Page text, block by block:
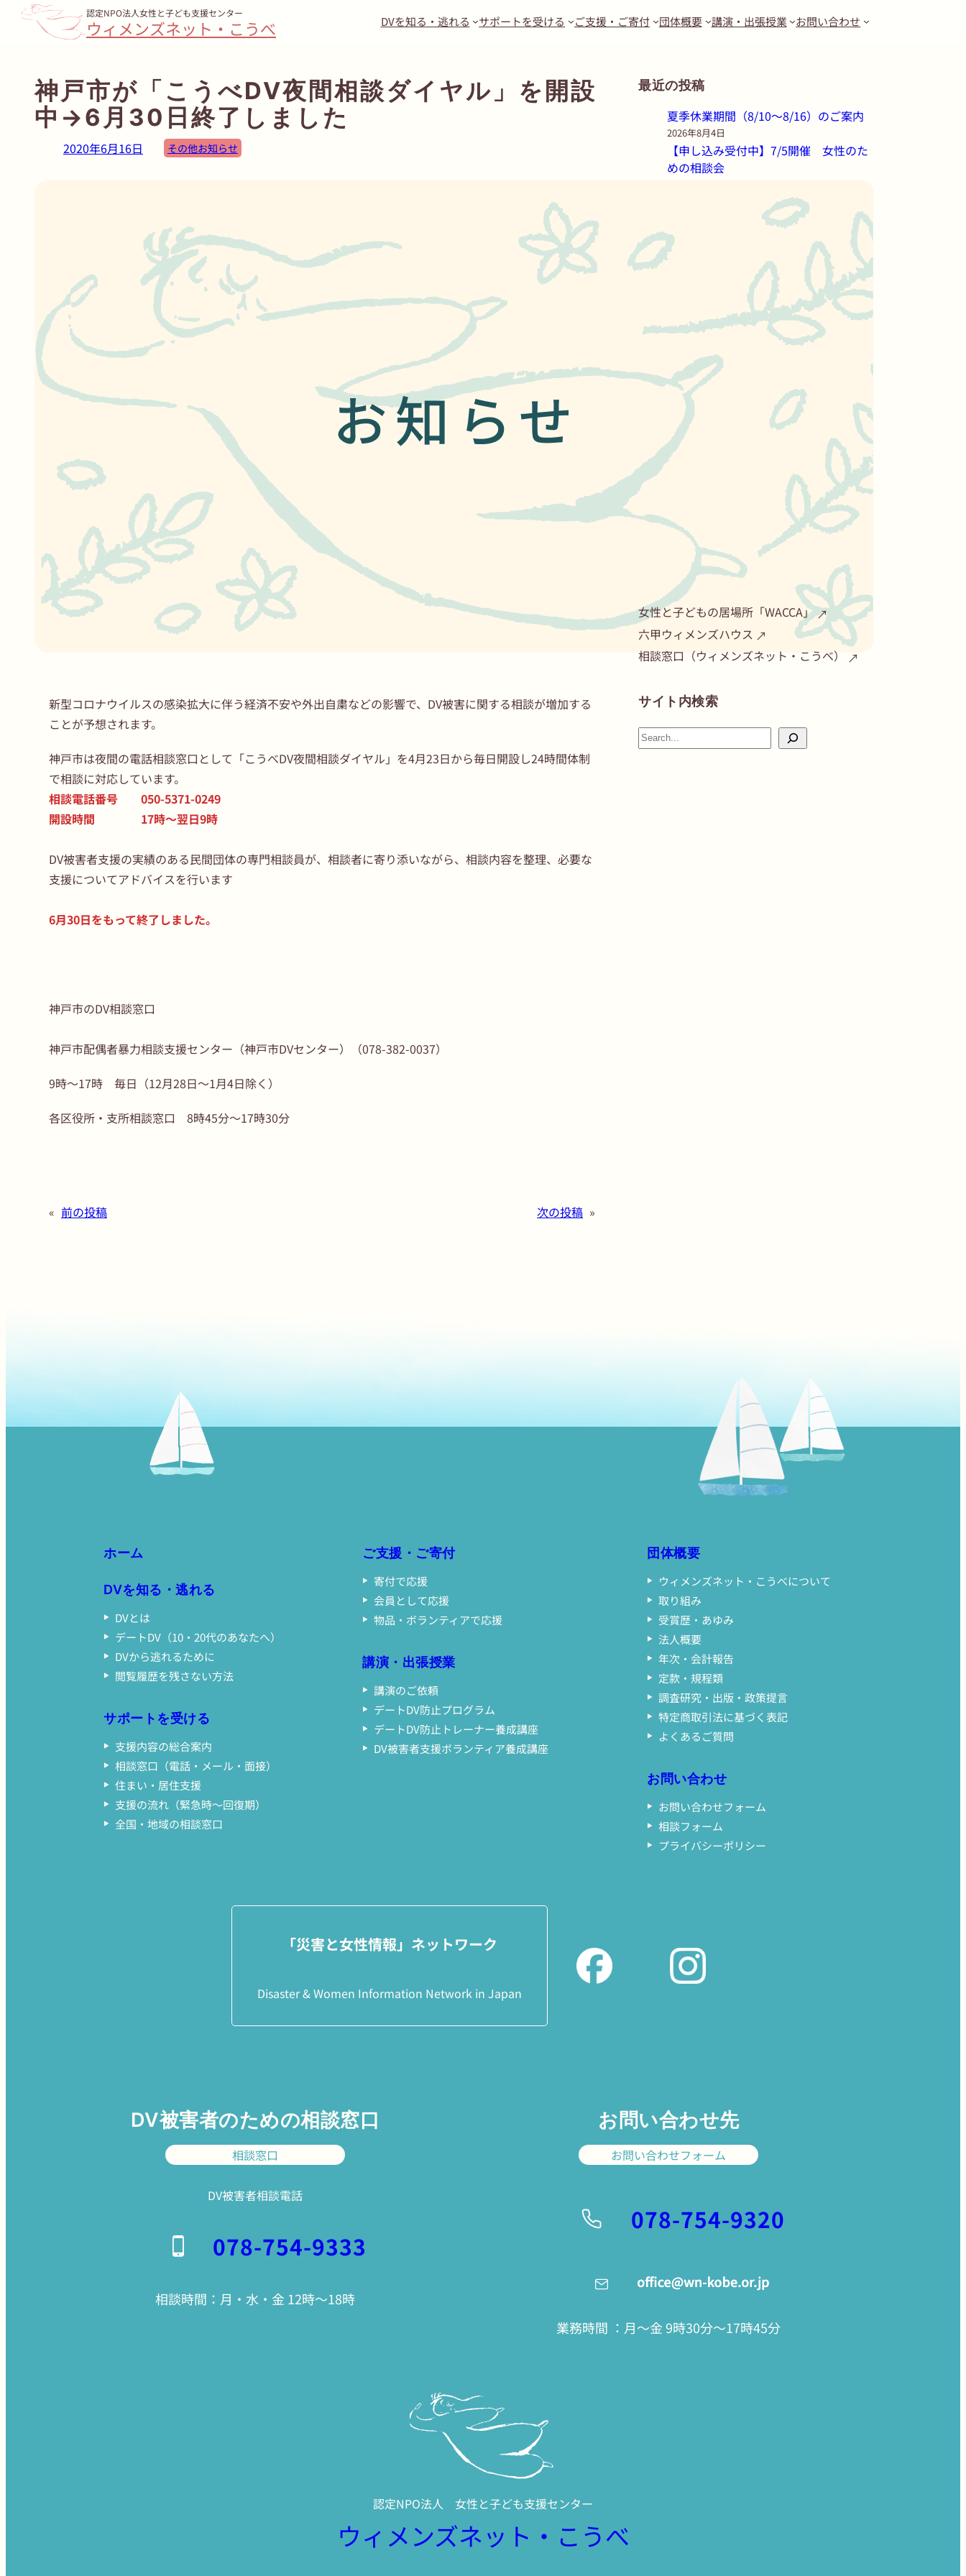
認定NPO法人女性と子ども支援センター
ウィメンズネット・こうべ DVを知る・逃れる サポートを受ける ご支援・ご寄付 団体概要 講演・出張授業 お問い合わせ
神戸市が「こうべDV夜間相談ダイヤル」を開設
中→6月30日終了しました
2020年6月16日 その他お知らせ
新型コロナウイルスの感染拡大に伴う経済不安や外出自粛などの影響で、DV被害に関する相談が増加する
ことが予想されます。
神戸市は夜間の電話相談窓口として「こうべDV夜間相談ダイヤル」を4月23日から毎日開設し24時間体制
で相談に対応しています。
相談電話番号 050-5371-0249
開設時間 17時～翌日9時
DV被害者支援の実績のある民間団体の専門相談員が、相談者に寄り添いながら、相談内容を整理、必要な
支援についてアドバイスを行います
6月30日をもって終了しました。
神戸市のDV相談窓口
神戸市配偶者暴力相談支援センター（神戸市DVセンター）（078-382-0037）
9時～17時 毎日（12月28日～1月4日除く）
各区役所・支所相談窓口 8時45分～17時30分
« 前の投稿 次の投稿 »
最近の投稿
夏季休業期間（8/10〜8/16）のご案内
2026年8月4日
【申し込み受付中】7/5開催 女性のた
めの相談会
【申し込み受付中】7/5開催 ひとり親
のための奨学金講座
2026年6月18日
6月7日（日）より神戸新聞「わが心の
自叙伝」にて、代表理事・正井禮子の
連載がスタートします！
マンスリーサポーター募集月間がはじ
まりました！
2025年11月6日
カテゴリー
お知らせ
(1)
ウィメンズネット・こうべのリンク
女性と子どもの居場所「WACCA」
六甲ウィメンズハウス
相談窓口（ウィメンズネット・こうべ）
サイト内検索
検
ホーム
DVを知る・逃れる
DVとは
デートDV（10・20代のあなたへ）
DVから逃れるために
閲覧履歴を残さない方法
サポートを受ける
支援内容の総合案内
相談窓口（電話・メール・面接）
住まい・居住支援
支援の流れ（緊急時〜回復期）
全国・地域の相談窓口
ご支援・ご寄付
寄付で応援
会員として応援
物品・ボランティアで応援
講演・出張授業
講演のご依頼
デートDV防止プログラム
デートDV防止トレーナー養成講座
DV被害者支援ボランティア養成講座
団体概要
ウィメンズネット・こうべについて
取り組み
受賞歴・あゆみ
法人概要
年次・会計報告
定款・規程類
調査研究・出版・政策提言
特定商取引法に基づく表記
よくあるご質問
お問い合わせ
お問い合わせフォーム
相談フォーム
プライバシーポリシー
「災害と女性情報」ネットワーク
Disaster & Women Information Network in Japan
DV被害者のための相談窓口
相談窓口
DV被害者相談電話
078-754-9333
相談時間：月・水・金 12時〜18時
お問い合わせ先
お問い合わせフォーム
078-754-9320
業務時間 ：月〜金 9時30分〜17時45分
認定NPO法人 女性と子ども支援センター
ウィメンズネット・こうべ